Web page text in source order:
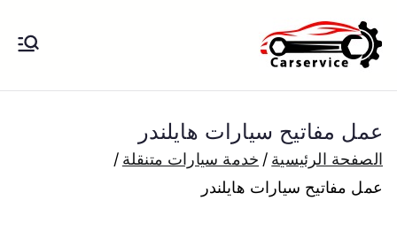
إلى
المحتوى
الكويت
بنشر متنقل الكويت كهرباء وبنشر تبديل
بارخص الاسعار
عمل مفاتيح سيارات هايلندر
الصفحة الرئيسية
خدمة سيارات متنقلة
عمل مفاتيح سيارات هايلندر